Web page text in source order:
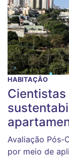
HABITAÇÃO
Cientistas
Avaliação Pós-
por meio de